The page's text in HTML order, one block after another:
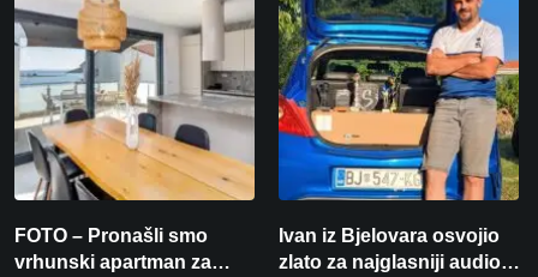
FOTO – Pronašli smo
vrhunski apartman za
Ivan iz Bjelovara osvojio
zlato za najglasniji audio